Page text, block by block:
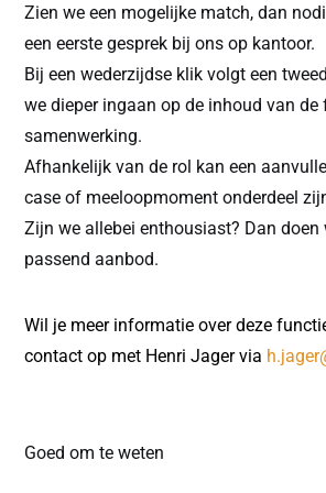
Zien we een mogelijke match, dan
een eerste gesprek bij ons op kantoor.
Bij een wederzijdse klik volgt een
we dieper ingaan op de inhoud van de
samenwerking.
Afhankelijk van de rol kan een
case of meeloopmoment onderdeel
Zijn we allebei enthousiast? Dan doen
passend aanbod.
Wil je meer informatie over deze
contact op met Henri Jager via
Goed om te weten